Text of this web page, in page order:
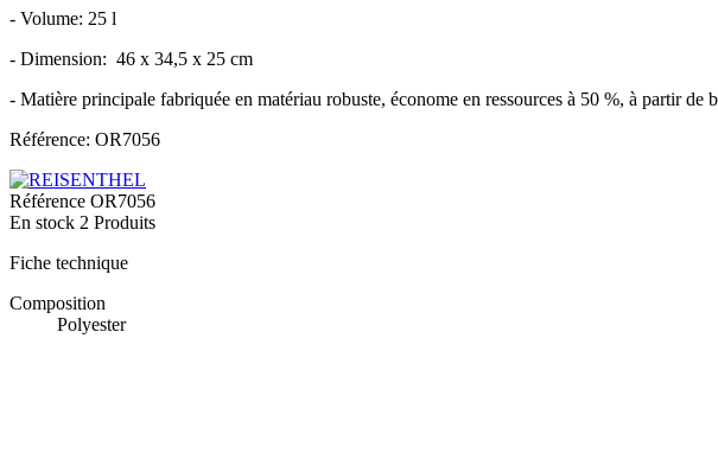
- Volume: 25 l
- Dimension: 46 x 34,5 x 25 cm
- Matière principale fabriquée en matériau robuste, économe en ressources à 50 %, à partir
Référence: OR7056
Référence OR7056
En stock 2 Produits
Fiche technique
Composition
Polyester